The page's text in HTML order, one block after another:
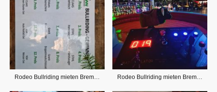
Rodeo Bullriding mieten Bremen, OHZ und Umland Rodeo Bullriding mieten Bremen, OHZ und Umland